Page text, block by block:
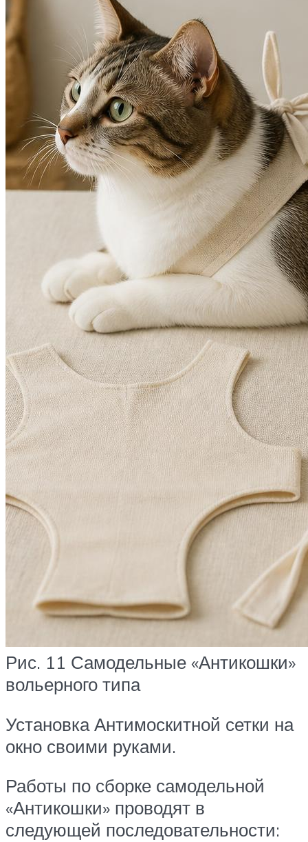
Рис. 11 Самодельные «Антикошки»
вольерного типа
Установка Антимоскитной сетки на
окно своими руками.
Работы по сборке самодельной
«Антикошки» проводят в
следующей последовательности: